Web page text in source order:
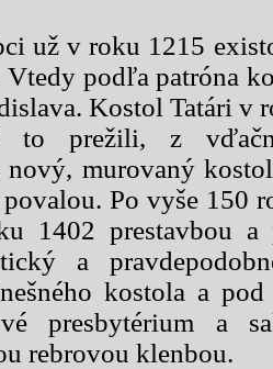
už v roku 1215
podľa patróna
Kostol Tatári
to prežili, z
nový, murovaný
Po vyše 150
1402 prestavbou a
a
kostola a pod
presbytérium a
rebrovou klenbou.